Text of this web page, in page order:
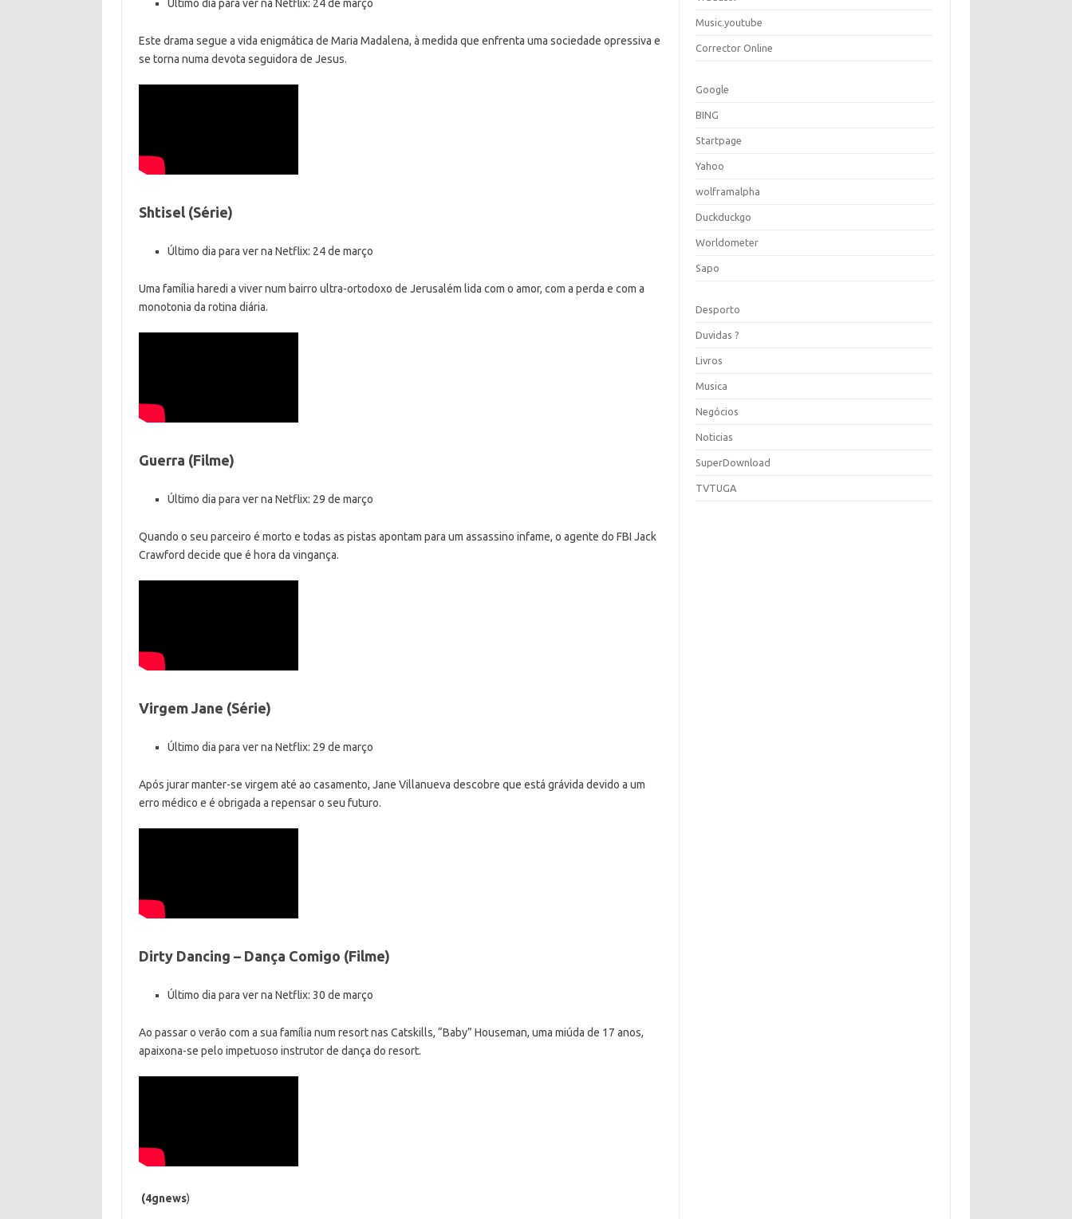
Último dia para ver na Netflix: 24 de março
Este drama segue a vida enigmática de Maria Madalena, à medida que enfrenta uma sociedade opressiva e
se torna numa devota seguidora de Jesus.
Shtisel (Série)
Último dia para ver na Netflix: 24 de março
Uma família haredi a viver num bairro ultra-ortodoxo de Jerusalém lida com o amor, com a perda e com a
monotonia da rotina diária.
Guerra (Filme)
Último dia para ver na Netflix: 29 de março
Quando o seu parceiro é morto e todas as pistas apontam para um assassino infame, o agente do FBI Jack
Crawford decide que é hora da vingança.
Virgem Jane (Série)
Último dia para ver na Netflix: 29 de março
Após jurar manter-se virgem até ao casamento, Jane Villanueva descobre que está grávida devido a um
erro médico e é obrigada a repensar o seu futuro.
Dirty Dancing – Dança Comigo (Filme)
Último dia para ver na Netflix: 30 de março
Ao passar o verão com a sua família num resort nas Catskills, “Baby” Houseman, uma miúda de 17 anos,
apaixona-se pelo impetuoso instrutor de dança do resort.
(4gnews)
Music.youtube
Corrector Online
Google
BING
Startpage
Yahoo
wolframalpha
Duckduckgo
Worldometer
Sapo
Desporto
Duvidas ?
Livros
Musica
Negócios
Noticias
SuperDownload
TVTUGA